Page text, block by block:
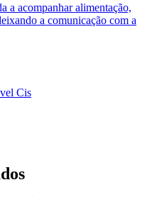
a acompanhar alimentação,
a comunicação com a
Cis